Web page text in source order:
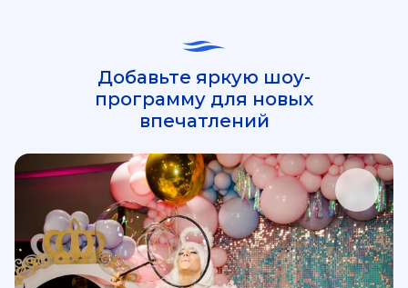
Добавьте яркую шоу-
программу для новых
впечатлений